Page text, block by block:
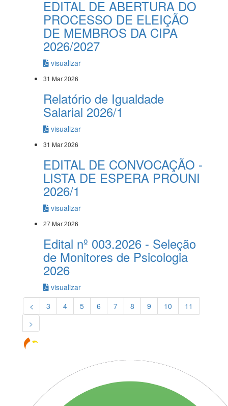
EDITAL DE ABERTURA DO
PROCESSO DE ELEIÇÃO
DE MEMBROS DA CIPA
2026/2027
visualizar
31 Mar 2026
Relatório de Igualdade
Salarial 2026/1
visualizar
31 Mar 2026
EDITAL DE CONVOCAÇÃO -
LISTA DE ESPERA PROUNI
2026/1
visualizar
27 Mar 2026
Edital nº 003.2026 - Seleção
de Monitores de Psicologia
2026
visualizar
<
3 4 5 6 7 8 9 10
11
>